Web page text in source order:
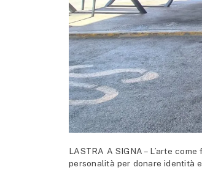
LASTRA A SIGNA – L’arte
personalità per donare identità